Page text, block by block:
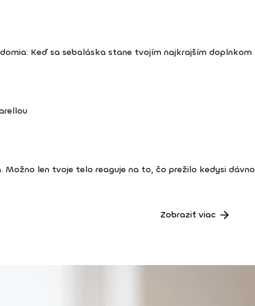
Keď sa sebaláska stane tvojím najkrajším doplnkom
Možno len tvoje telo reaguje na to, čo prežilo kedysi dávno
Zobraziť viac